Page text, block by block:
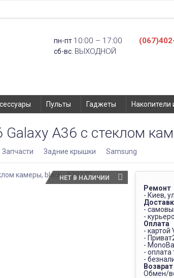
пн-пт 10:00 – 17:00
сб-вс. ВЫХОДНОЙ
Пульты Гаджеты
A36 с стеклом
Запчасти Задние крышки Samsung
НЕТ В НАЛИЧИИ
Ремонт
- Киев,
-
-
Оплата
- картой
-
-
- оплата
-
Возврат
Обмен/